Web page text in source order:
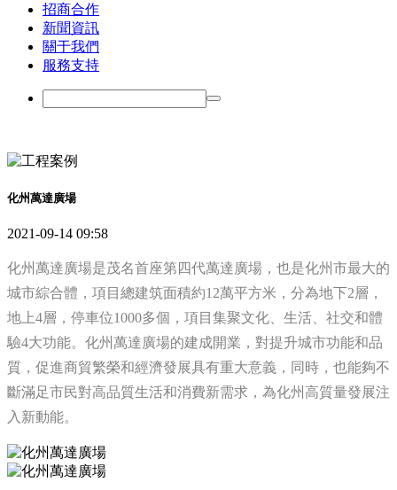
招商合作
新聞資訊
關于我們
服務支持
化州萬達廣場
2021-09-14 09:58
化州萬達廣場是茂名首座第四代萬達廣場，也是化州市最大的
城市綜合體，項目總建筑面積約12萬平方米，分為地下2層，
地上4層，停車位1000多個，項目集聚文化、生活、社交和體
驗4大功能。化州萬達廣場的建成開業，對提升城市功能和品
質，促進商貿繁榮和經濟發展具有重大意義，同時，也能夠不
斷滿足市民對高品質生活和消費新需求，為化州高質量發展注
入新動能。